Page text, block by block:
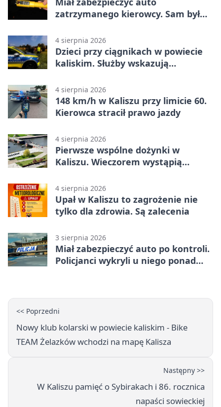
zatrzymanego kierowcy. Sam był
4 sierpnia 2026
Dzieci przy ciągnikach w powiecie
kaliskim. Służby wskazują
4 sierpnia 2026
148 km/h w Kaliszu przy limicie 60.
Kierowca stracił prawo jazdy
4 sierpnia 2026
Pierwsze wspólne dożynki w
Kaliszu. Wieczorem wystąpią
4 sierpnia 2026
Upał w Kaliszu to zagrożenie nie
tylko dla zdrowia. Są zalecenia
3 sierpnia 2026
Miał zabezpieczyć auto po kontroli.
Policjanci wykryli u niego ponad
<< Poprzedni
Nowy klub kolarski w powiecie kaliskim - Bike
TEAM Żelazków wchodzi na mapę Kalisza
Następny >>
W Kaliszu pamięć o Sybirakach i 86. rocznica
napaści sowieckiej